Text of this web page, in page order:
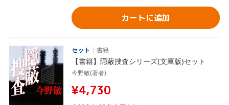
カートに追加
セット 書籍
【書籍】隠蔽捜査シリーズ(文庫版)セット
今野敏(著者)
¥4,730